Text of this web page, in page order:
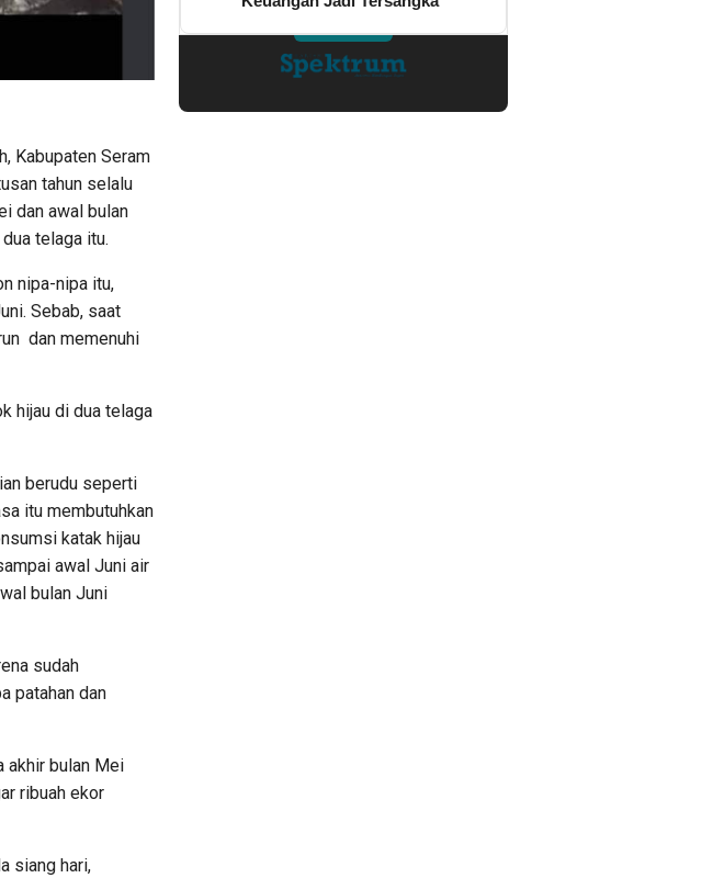
Kabupaten Seram
tahun selalu
dan awal bulan
telaga itu.
nipa-nipa itu,
Sebab, saat
dan memenuhi
hijau di dua telaga
berudu seperti
itu membutuhkan
katak hijau
awal Juni air
bulan Juni
sudah
patahan dan
akhir bulan Mei
ribuah ekor
siang hari,